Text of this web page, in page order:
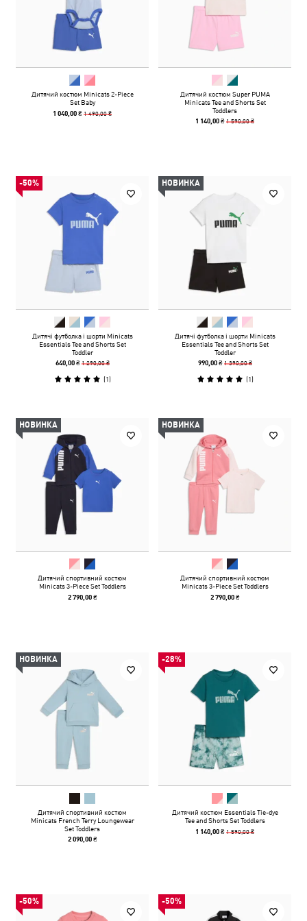
Дитячий костюм Minicats 2-Piece
Set Baby
1 040,00 ₴1 490,00 ₴
Дитячий костюм Super PUMA
Minicats Tee and Shorts Set
Toddlers
1 140,00 ₴1 590,00 ₴
-50%
Дитячі футболка і шорти Minicats
Essentials Tee and Shorts Set
Toddler
640,00 ₴ 1 290,00 ₴
(1)
НОВИНКА
Дитячі футболка і шорти Minicats
Essentials Tee and Shorts Set
Toddler
990,00 ₴ 1 390,00 ₴
(1)
НОВИНКА
Дитячий спортивний костюм
Minicats 3-Piece Set Toddlers
2 790,00 ₴
НОВИНКА
Дитячий спортивний костюм
Minicats 3-Piece Set Toddlers
2 790,00 ₴
НОВИНКА
Дитячий спортивний костюм
Minicats French Terry Loungewear
Set Toddlers
2 090,00 ₴
-28%
Дитячий костюм Essentials Tie-dye
Tee and Shorts Set Toddlers
1 140,00 ₴1 590,00 ₴
-50% -50%